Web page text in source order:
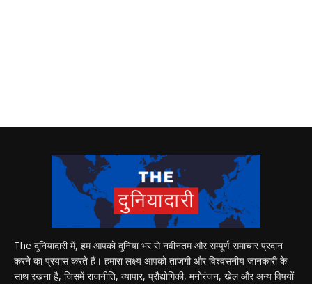
The दुनियादारी में, हम आपको दुनिया भर से नवीनतम और सम्पूर्ण समाचार प्रदान
करने का प्रयास करते हैं। हमारा लक्ष्य आपको ताजगी और विश्वसनीय जानकारी के
साथ रखना है, जिसमें राजनीति, व्यापार, प्रौद्योगिकी, मनोरंजन, खेल और अन्य विषयों